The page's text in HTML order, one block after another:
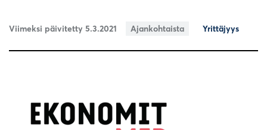
Viimeksi päivitetty 5.3.2021 Ajankohtaista Yrittäjyys